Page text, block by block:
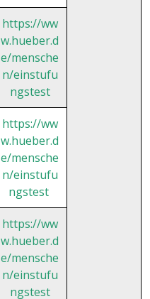
https://ww
w.hueber.d
e/mensche
n/einstufu
ngstest
https://ww
w.hueber.d
e/mensche
n/einstufu
ngstest
https://ww
w.hueber.d
e/mensche
n/einstufu
ngstest